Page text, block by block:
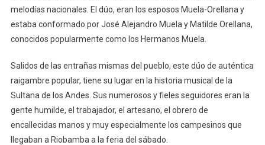
melodías nacionales. El dúo, eran los esposos Muela-Orellana y
estaba conformado por José Alejandro Muela y Matilde Orellana,
conocidos popularmente como los Hermanos Muela.
Salidos de las entrañas mismas del pueblo, este dúo de auténtica
raigambre popular, tiene su lugar en la historia musical de la
Sultana de los Andes. Sus numerosos y fieles seguidores eran la
gente humilde, el trabajador, el artesano, el obrero de
encallecidas manos y muy especialmente los campesinos que
llegaban a Riobamba a la feria del sábado.